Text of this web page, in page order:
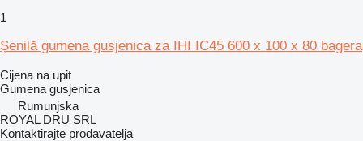
1
Șenilă gumena gusjenica za IHI IC45 600 x 100 x 80 bagera
Cijena na upit
Gumena gusjenica
Rumunjska
ROYAL DRU SRL
Kontaktirajte prodavatelja